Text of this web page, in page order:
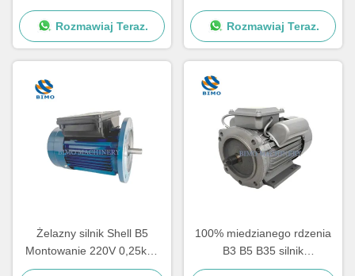
silnik elektryczny do
sprężarek powietrza
Rozmawiaj Teraz.
biegun 4 biegun 2.2kw 1.5kw
1.1kw 0.75kw 3kw
Rozmawiaj Teraz.
Żelazny silnik Shell B5
Montowanie 220V 0,25kw-
3kw Jeden fazowy silnik
100% miedzianego rdzenia
B3 B5 B35 silnik
jednofazowy AC silnik